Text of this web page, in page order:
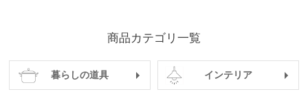
商品カテゴリ一覧
暮らしの道具 インテリア